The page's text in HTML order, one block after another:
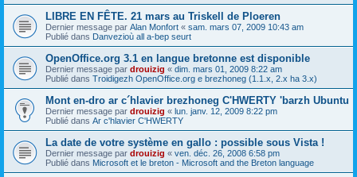
LIBRE EN FÊTE. 21 mars au Triskell de Ploeren
Dernier message par Alan Monfort « sam. mars 07, 2009 10:43 am
Publié dans Danvezioù all a-bep seurt
OpenOffice.org 3.1 en langue bretonne est disponible
Dernier message par drouizig « dim. mars 01, 2009 8:22 am
Publié dans Troidigezh OpenOffice.org e brezhoneg (1.1.x, 2.x ha 3.x)
Mont en-dro ar c´hlavier brezhoneg C'HWERTY 'barzh Ubuntu
Dernier message par drouizig « lun. janv. 12, 2009 8:22 pm
Publié dans Ar c'hlavier C'HWERTY
La date de votre système en gallo : possible sous Vista !
Dernier message par drouizig « ven. déc. 26, 2008 6:58 pm
Publié dans Microsoft et le breton - Microsoft and the Breton language